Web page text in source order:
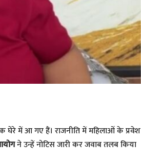
घेरे में आ गए हैं। राजनीति में महिलाओं के प्रवेश
ने उन्हें नोटिस जारी कर जवाब तलब किया